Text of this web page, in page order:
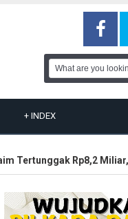
+ INDEX
Rp8,2 Miliar,